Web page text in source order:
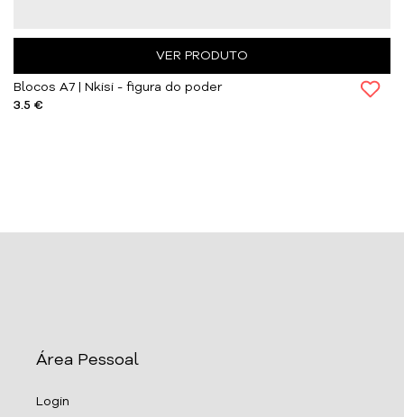
VER PRODUTO
Blocos A7 | Nkisi - figura do poder
3.5 €
Área Pessoal
Login